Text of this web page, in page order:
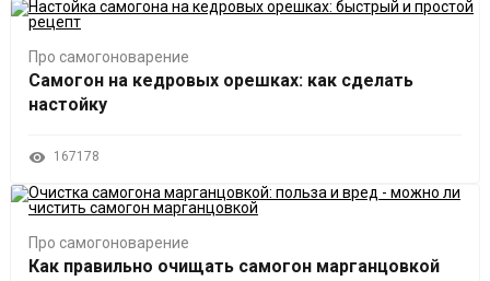
Про самогоноварение
Самогон на кедровых орешках: как сделать
настойку
167178
Про самогоноварение
Как правильно очищать самогон марганцовкой